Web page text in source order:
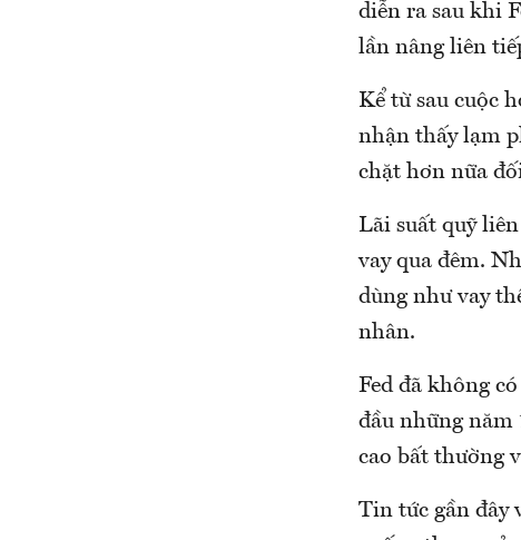
diễn ra sau khi
lần nâng liên
Kể từ sau cuộc
nhận thấy lạm
chặt hơn nữa
Lãi suất quỹ
vay qua đêm.
dùng như vay
nhân.
Fed đã không
đầu những năm
cao bất thường
Tin tức gần đây